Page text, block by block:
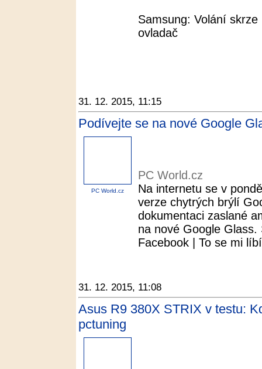
Samsung: Volání
ovladač
31. 12. 2015, 11:15
Podívejte se na nové Google
PC World.cz
PC World.cz
Na internetu se v
verze chytrých brýlí
dokumentaci zaslané
na nové Google
Facebook | To se mi
31. 12. 2015, 11:08
Asus R9 380X STRIX v testu:
pctuning